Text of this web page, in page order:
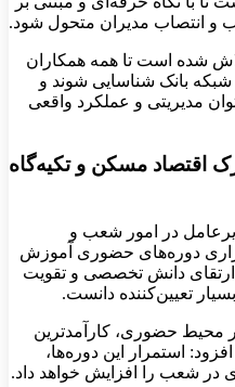
و انتصاب مدیران متحول شود.
شده است تا همه همکاران
شبکه بانک شناسایی شوند و
مدیریتی و عملکرد واقعی
اقتصاد مسکن و تکیه‌گاه
در امور شعب و
دوره‌های حضوری آموزش
ارتقای دانش تخصصی و تقویت
تعیین‌کننده دانست.
در محیط حضوری، کارآمدترین
استمرار این دوره‌ها،
در شعب را افزایش خواهد داد.